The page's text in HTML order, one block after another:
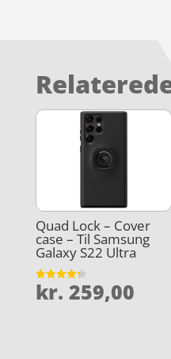
Quad Lock – Cover
case – Til Samsung
Galaxy S22 Ultra
Vurderet
4.3
kr. 259,00